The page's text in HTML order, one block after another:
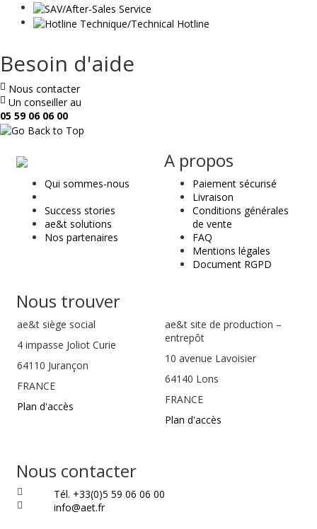
Besoin d'aide
Nous contacter
Un conseiller au
05 59 06 06 00
ae
&
t
Qui sommes-nous
Success stories
ae&t solutions
Nos partenaires
A propos
Paiement sécurisé
Livraison
Conditions générales
de vente
FAQ
Mentions légales
Document RGPD
Nous trouver
ae&t siège social
4 impasse Joliot Curie
64110 Jurançon
FRANCE
Plan d'accès
ae&t site de production –
entrepôt
10 avenue Lavoisier
64140 Lons
FRANCE
Plan d'accès
Nous contacter
Tél. +33(0)5 59 06 06 00
info@aet.fr